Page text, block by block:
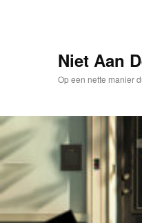
Niet Aan
Op een nette manier